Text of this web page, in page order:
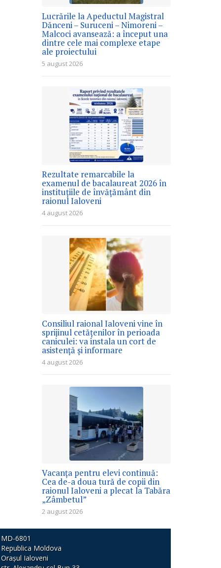
Lucrările la Apeductul Magistral
Dănceni – Suruceni – Nimoreni –
Malcoci avansează: a început una
dintre cele mai complexe etape
ale proiectului
5 august 2026
Rezultate remarcabile la
examenul de bacalaureat 2026 în
instituțiile de învățământ din
raionul Ialoveni
4 august 2026
Consiliul raional Ialoveni vine în
sprijinul cetățenilor în perioada
caniculei: va instala un cort de
asistență și informare
4 august 2026
Vacanța pentru elevi continuă:
Cea de-a doua tură de copii din
raionul Ialoveni a plecat la Tabăra
„Zâmbetul”
2 august 2026
MD-6801
Republica Moldova
Orașul Ialoveni